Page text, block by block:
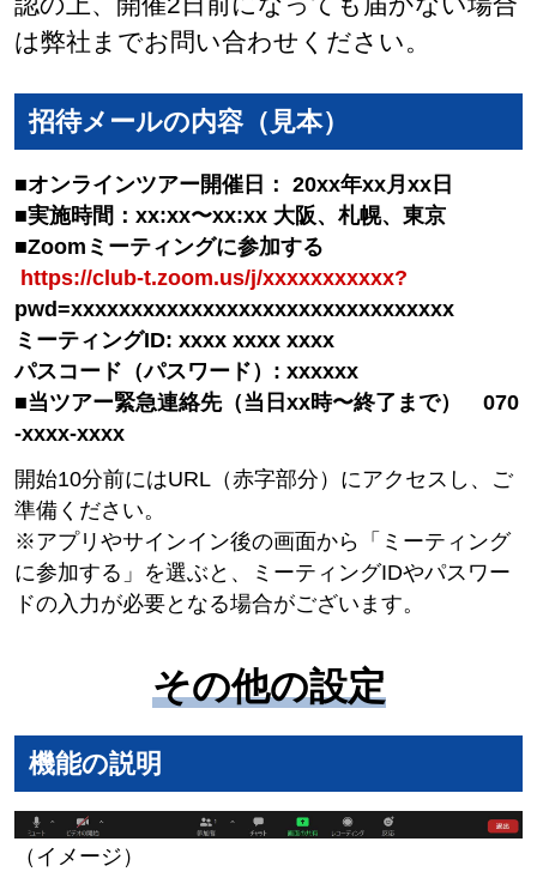
は弊社までお問い合わせください。
招待メールの内容（見本）
■オンラインツアー開催日： 20xx年xx月xx日
■実施時間：xx:xx〜xx:xx 大阪、札幌、東京
■Zoomミーティングに参加する
https://club-t.zoom.us/j/xxxxxxxxxxx?
pwd=xxxxxxxxxxxxxxxxxxxxxxxxxxxxxxxx
ミーティングID: xxxx xxxx xxxx
パスコード（パスワード）: xxxxxx
■当ツアー緊急連絡先（当日xx時〜終了まで） 070
-xxxx-xxxx
開始10分前にはURL（赤字部分）にアクセスし、ご
準備ください。
※アプリやサインイン後の画面から「ミーティング
に参加する」を選ぶと、ミーティングIDやパスワー
ドの入力が必要となる場合がございます。
その他の設定
機能の説明
（イメージ）